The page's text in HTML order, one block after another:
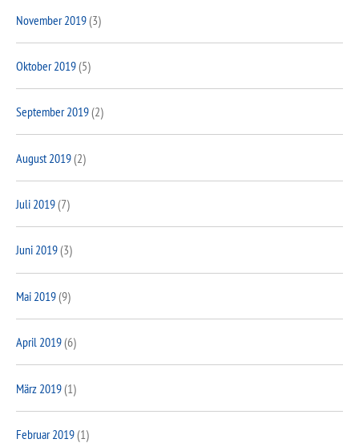
November 2019(3)
Oktober 2019(5)
September 2019(2)
August 2019(2)
Juli 2019(7)
Juni 2019(3)
Mai 2019(9)
April 2019(6)
März 2019(1)
Februar 2019(1)